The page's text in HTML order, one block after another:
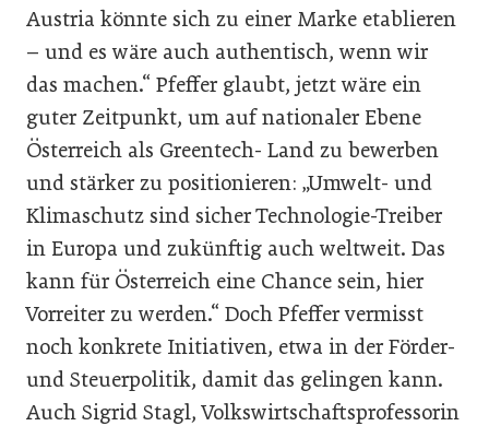
Austria könnte sich zu einer Marke etablieren
– und es wäre auch authentisch, wenn wir
das machen.“ Pfeffer glaubt, jetzt wäre ein
guter Zeitpunkt, um auf nationaler Ebene
Österreich als Greentech- Land zu bewerben
und stärker zu positionieren: „Umwelt- und
Klimaschutz sind sicher Technologie-Treiber
in Europa und zukünftig auch weltweit. Das
kann für Österreich eine Chance sein, hier
Vorreiter zu werden.“ Doch Pfeffer vermisst
noch konkrete Initiativen, etwa in der Förder-
und Steuerpolitik, damit das gelingen kann.
Auch Sigrid Stagl, Volkswirtschaftsprofessorin